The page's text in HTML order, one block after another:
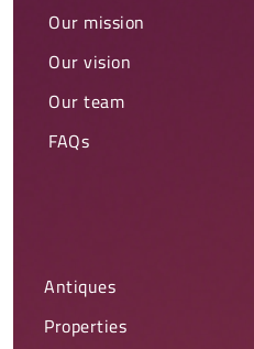
Our mission
Our vision
Our team
FAQs
Antiques
Properties